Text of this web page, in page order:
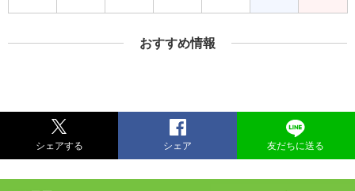
おすすめ情報
シェアする シェア 友だちに送る